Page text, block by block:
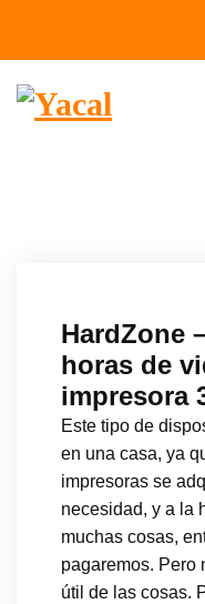
HardZone
horas de
impresora
Este tipo de
en una casa, ya
impresoras se
necesidad, y a la
muchas cosas,
pagaremos. Pero
útil de las cosas.